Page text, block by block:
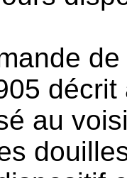
décrit
au